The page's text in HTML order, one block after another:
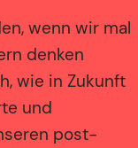
wenn wir mal
denken
wie in Zukunft
und
post-